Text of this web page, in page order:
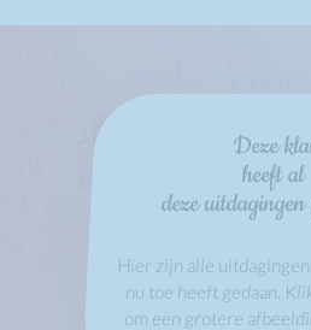
Deze
heeft al
deze
Hier zijn alle
nu toe heeft gedaan.
om een grotere